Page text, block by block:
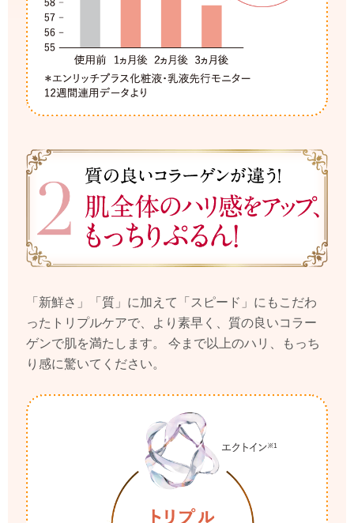
「新鮮さ」「質」に加えて「スピード」にもこだわ
ったトリプルケアで、より素早く、質の良いコラー
ゲンで肌を満たします。
今まで以上のハリ、もっち
り感に驚いてください。